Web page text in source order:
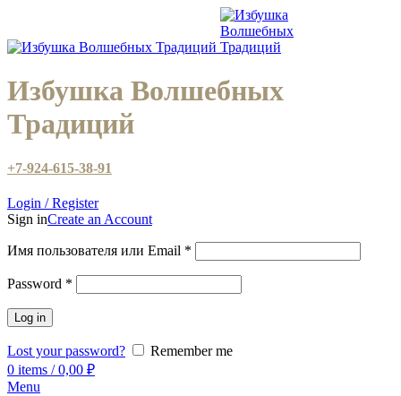
Избушка Волшебных
Традиций
+7-924-615-38-91
Login / Register
Sign inCreate an Account
Имя пользователя или Email *
Password *
Log in
Lost your password?
Remember me
0 items / 0,00 ₽
Menu